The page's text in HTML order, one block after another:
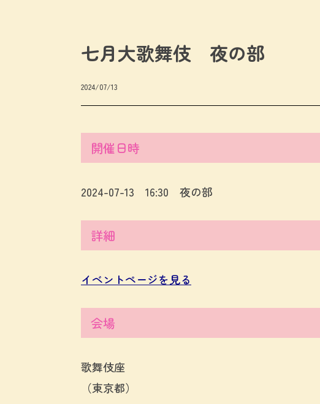
七月大歌舞伎 夜の部
2024/07/13
開催日時
2024-07-13 16:30 夜の部
詳細
イベントページを見る
会場
歌舞伎座
（東京都）